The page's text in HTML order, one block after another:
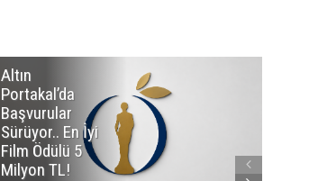
Altın
Portakal’da
Başvurular
Sürüyor.. En İyi
Film Ödülü 5
Milyon TL!